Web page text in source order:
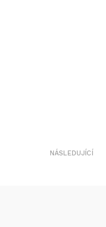
NÁSLEDUJÍCÍ